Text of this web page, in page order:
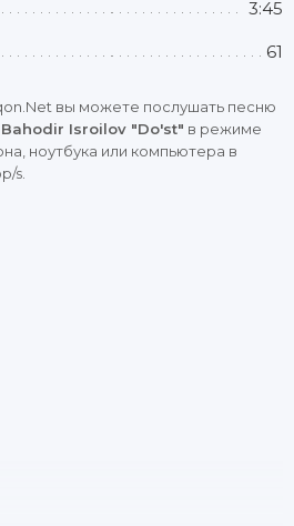
3:45
61
вы можете послушать песню
Bahodir Isroilov "Do'st" в режиме
ноутбука или компьютера в
s.